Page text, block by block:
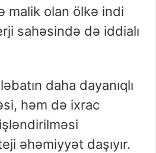
malik olan ölkə indi
sahəsində də iddialı
daha dayanıqlı
həm də ixrac
əhəmiyyət daşıyır.